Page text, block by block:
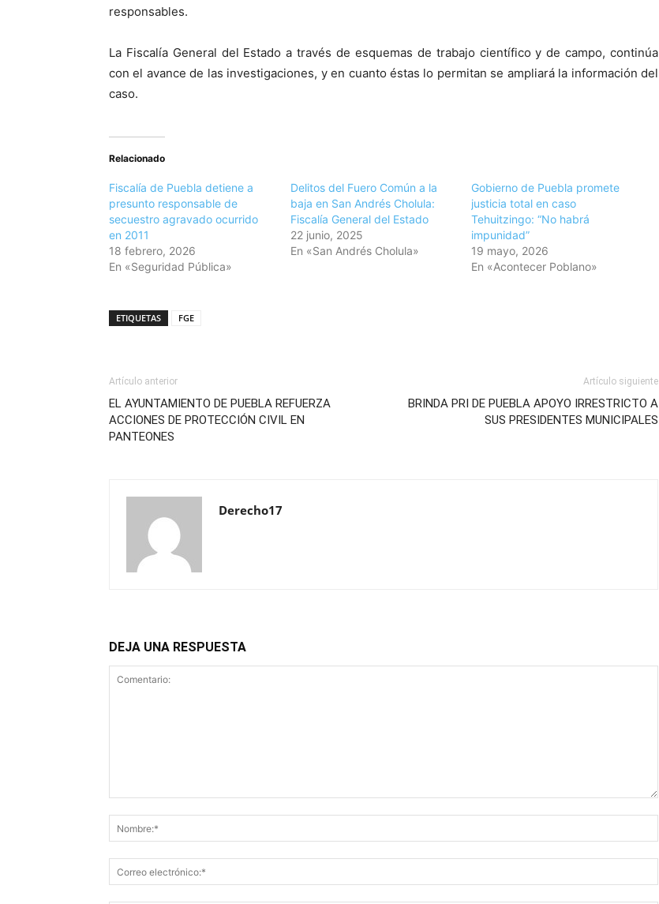
responsables.
La Fiscalía General del Estado a través de esquemas de trabajo científico y de campo, continúa
con el avance de las investigaciones, y en cuanto éstas lo permitan se ampliará la información del
caso.
Relacionado
Fiscalía de Puebla detiene a
presunto responsable de
secuestro agravado ocurrido
en 2011
18 febrero, 2026
En «Seguridad Pública»
Delitos del Fuero Común a la
baja en San Andrés Cholula:
Fiscalía General del Estado
22 junio, 2025
En «San Andrés Cholula»
Gobierno de Puebla promete
justicia total en caso
Tehuitzingo: “No habrá
impunidad”
19 mayo, 2026
En «Acontecer Poblano»
ETIQUETAS FGE
Artículo anterior
EL AYUNTAMIENTO DE PUEBLA REFUERZA
ACCIONES DE PROTECCIÓN CIVIL EN
PANTEONES
Artículo siguiente
BRINDA PRI DE PUEBLA APOYO IRRESTRICTO A
SUS PRESIDENTES MUNICIPALES
Derecho17
DEJA UNA RESPUESTA